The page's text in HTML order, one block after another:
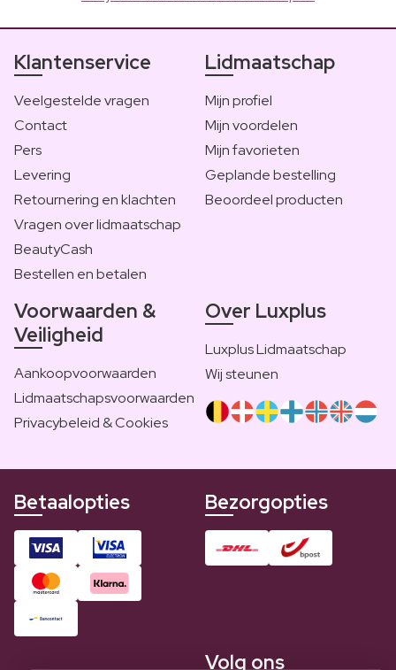
Klantenservice
Veelgestelde vragen
Contact
Pers
Levering
Retournering en klachten
Vragen over lidmaatschap
BeautyCash
Bestellen en betalen
Lidmaatschap
Mijn profiel
Mijn voordelen
Mijn favorieten
Geplande bestelling
Beoordeel producten
Voorwaarden &
Veiligheid
Aankoopvoorwaarden
Lidmaatschapsvoorwaarden
Privacybeleid & Cookies
Over Luxplus
Luxplus Lidmaatschap
Wij steunen
Betaalopties Bezorgopties
Volg ons